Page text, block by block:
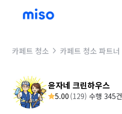
카페트 청소 카페트 청소 파트너
윤자네 크린하우스
5.00 (129) 수행 345건